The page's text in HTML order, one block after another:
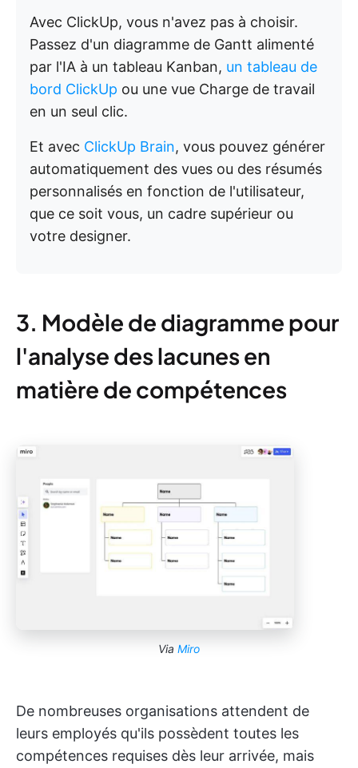
Avec ClickUp, vous n'avez pas à choisir.
Passez d'un diagramme de Gantt alimenté
par l'IA à un tableau Kanban, un tableau de
bord ClickUp ou une vue Charge de travail
en un seul clic.
Et avec ClickUp Brain, vous pouvez générer
automatiquement des vues ou des résumés
personnalisés en fonction de l'utilisateur,
que ce soit vous, un cadre supérieur ou
votre designer.
3. Modèle de diagramme pour
l'analyse des lacunes en
matière de compétences
Via Miro
De nombreuses organisations attendent de
leurs employés qu'ils possèdent toutes les
compétences requises dès leur arrivée, mais